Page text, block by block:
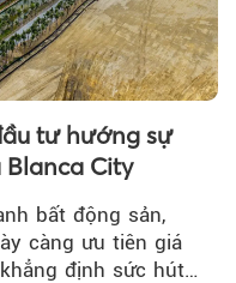
tư hướng sự
Blanca City
bất động sản,
càng ưu tiên giá
định sức hút